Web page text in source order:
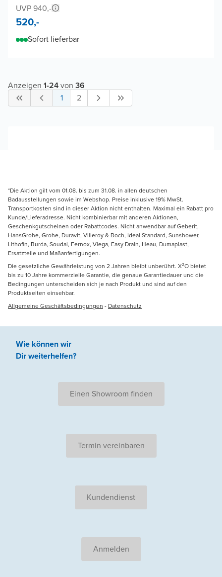
UVP 940,-
520,-
Sofort lieferbar
Anzeigen 1-24von 36
1
2
*Die Aktion gilt vom 01.08. bis zum 31.08. in allen deutschen
Badausstellungen sowie im Webshop. Preise inklusive 19% MwSt.
Transportkosten sind in dieser Aktion nicht enthalten. Maximal ein Rabatt pro
Kunde/Lieferadresse. Nicht kombinierbar mit anderen Aktionen,
Geschenkgutscheinen oder Rabattcodes. Nicht anwendbar auf Geberit,
HansGrohe, Grohe, Duravit, Villeroy & Boch, Ideal Standard, Sunshower,
Lithofin, Burda, Soudal, Fernox, Viega, Easy Drain, Heau, Dumaplast,
Ersatzteile und Maßanfertigungen.
Die gesetzliche Gewährleistung von 2 Jahren bleibt unberührt. X²O bietet
bis zu 10 Jahre kommerzielle Garantie, die genaue Garantiedauer und die
Bedingungen unterscheiden sich je nach Produkt und sind auf den
Produktseiten einsehbar.
Allgemeine Geschäftsbedingungen - Datenschutz
Wie können wir
Dir weiterhelfen?
Einen Showroom finden
Termin vereinbaren
Kundendienst
Anmelden